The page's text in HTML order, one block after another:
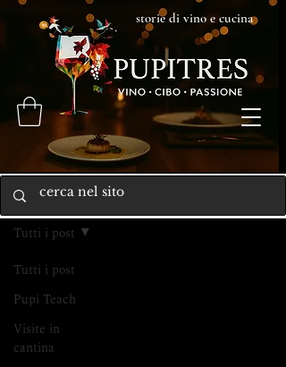
storie di vino e cucina
Home
Tutti i post
Pupi Teach
Visite in
cantina
Tutti i post